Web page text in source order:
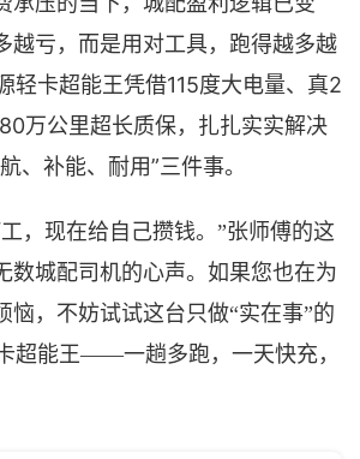
亏，而是用对工具，跑得越多越
轻卡超能王凭借115度大电量、真2
万公里超长质保，扎扎实实解决
、补能、耐用”三件事。
，现在给自己攒钱。”张师傅的这
数城配司机的心声。如果您也在为
恼，不妨试试这台只做“实在事”的
超能王——一趟多跑，一天快充，